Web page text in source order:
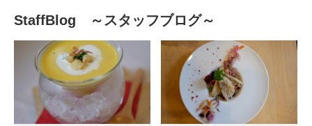
StaffBlog ～スタッフブログ～